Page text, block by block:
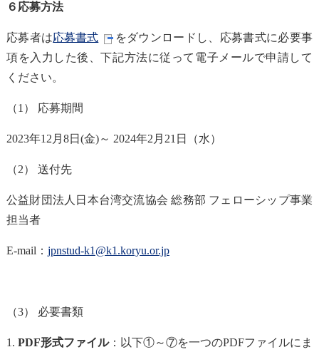
６応募方法
応募者は応募書式
をダウンロードし、応募書式に必要事
項を入力した後、下記方法に従って電子メールで申請して
ください。
（1 ） 応募期間
2023年12 月 8日 (金)～ 2024年2 月 21 日（水）
（2） 送付先
公益財団法人日本台湾交流協会 総務部 フェローシップ事業
担当者
E-mail： jpnstud-k1@k1.koryu.or.jp
（3） 必要書類
1. PDF形式ファイル：以下①～⑦を一つのPDFファイルにま